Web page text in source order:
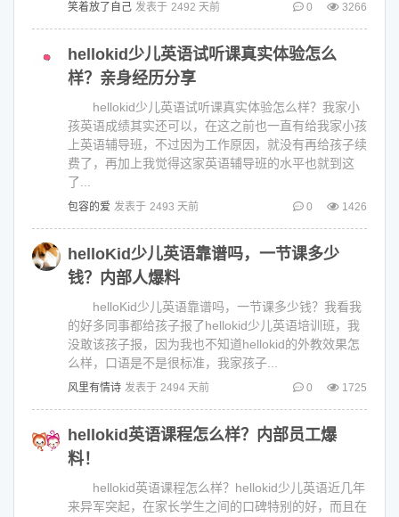
笑着放了自己 发表于 2492 天前 0 3266
hellokid少儿英语试听课真实体验怎么
样？亲身经历分享
hellokid少儿英语试听课真实体验怎么样？我家小
孩英语成绩其实还可以，在这之前也一直有给我家小孩
上英语辅导班，不过因为工作原因，就没有再给孩子续
费了，再加上我觉得这家英语辅导班的水平也就到这
了...
包容的爱 发表于 2493 天前 0 1426
helloKid少儿英语靠谱吗，一节课多少
钱？内部人爆料
helloKid少儿英语靠谱吗，一节课多少钱？我看我
的好多同事都给孩子报了hellokid少儿英语培训班，我
没敢该孩子报，因为我也不知道hellokid的外教效果怎
么样，口语是不是很标准，我家孩子...
风里有情诗 发表于 2494 天前 0 1725
hellokid英语课程怎么样？内部员工爆
料！
hellokid英语课程怎么样？hellokid少儿英语近几年
来异军突起，在家长学生之间的口碑特别的好，而且在